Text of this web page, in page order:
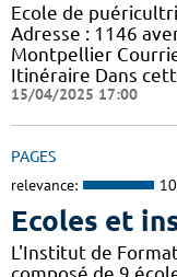
Ecole de
Adresse : 1146
Montpellier
Itinéraire Dans
15/04/2025 17:00
PAGES
relevance:
Ecoles et
L'Institut de